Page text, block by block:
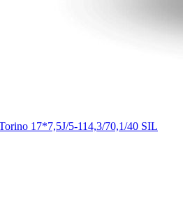
17*7,5J/5-114,3/70,1/40 SIL